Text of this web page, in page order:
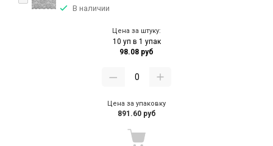
В наличии
Цена за штуку:
10 уп в 1 упак
98.08 руб
Цена за упаковку
891.60 руб